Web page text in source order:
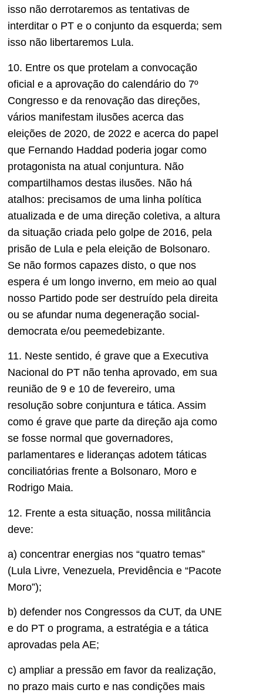
isso não derrotaremos as tentativas de
interditar o PT e o conjunto da esquerda; sem
isso não libertaremos Lula.
10. Entre os que protelam a convocação
oficial e a aprovação do calendário do 7º
Congresso e da renovação das direções,
vários manifestam ilusões acerca das
eleições de 2020, de 2022 e acerca do papel
que Fernando Haddad poderia jogar como
protagonista na atual conjuntura. Não
compartilhamos destas ilusões. Não há
atalhos: precisamos de uma linha política
atualizada e de uma direção coletiva, a altura
da situação criada pelo golpe de 2016, pela
prisão de Lula e pela eleição de Bolsonaro.
Se não formos capazes disto, o que nos
espera é um longo inverno, em meio ao qual
nosso Partido pode ser destruído pela direita
ou se afundar numa degeneração social-
democrata e/ou peemedebizante.
11. Neste sentido, é grave que a Executiva
Nacional do PT não tenha aprovado, em sua
reunião de 9 e 10 de fevereiro, uma
resolução sobre conjuntura e tática. Assim
como é grave que parte da direção aja como
se fosse normal que governadores,
parlamentares e lideranças adotem táticas
conciliatórias frente a Bolsonaro, Moro e
Rodrigo Maia.
12. Frente a esta situação, nossa militância
deve:
a) concentrar energias nos “quatro temas”
(Lula Livre, Venezuela, Previdência e “Pacote
Moro”);
b) defender nos Congressos da CUT, da UNE
e do PT o programa, a estratégia e a tática
aprovadas pela AE;
c) ampliar a pressão em favor da realização,
no prazo mais curto e nas condições mais